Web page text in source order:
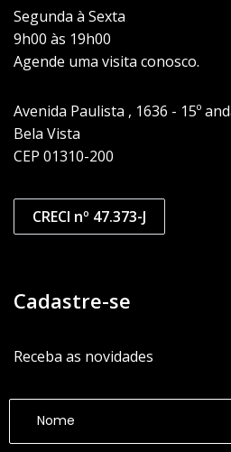
Segunda à Sexta
9h00 às 19h00
Agende uma visita conosco.
Avenida Paulista , 1636 - 15º
Bela Vista
CEP 01310-200
CRECI nº 47.373-J
Cadastre-se
Receba as novidades